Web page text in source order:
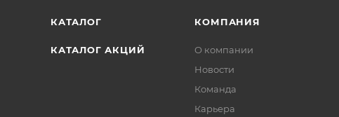
КАТАЛОГ
КАТАЛОГ АКЦИЙ
КОМПАНИЯ
О компании
Новости
Команда
Карьера